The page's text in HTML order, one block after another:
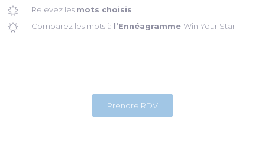
Relevez les mots choisis
Comparez les mots à l’Ennéagramme Win Your Star
Prendre RDV